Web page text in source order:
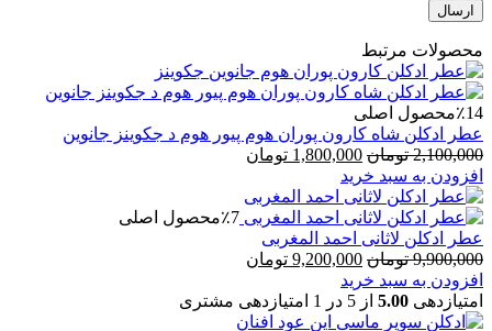
محصولات مرتبط
٪14محصول اصلی
عطر ادکلن شاه کارون پوران هوم پیور هوم د جکوینز جانوین
2,100,000 تومان قیمت
اصلی
2,100,000 تومان
بود.
1,800,000 تومان
است.
افزودن به سبد خرید
٪7محصول اصلی
عطر ادکلن لاثانی احمد المغربی
9,900,000 تومان قیمت
اصلی
9,900,000 تومان
بود.
9,200,000 تومان
است.
افزودن به سبد خرید
امتیازدهی 5.00 از 5 در 1 امتیازدهی مشتری